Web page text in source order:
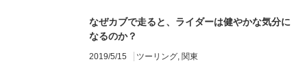
なぜカブで走ると、ライダーは健やかな気分に
なるのか？
2019/5/15 ツーリング, 関東